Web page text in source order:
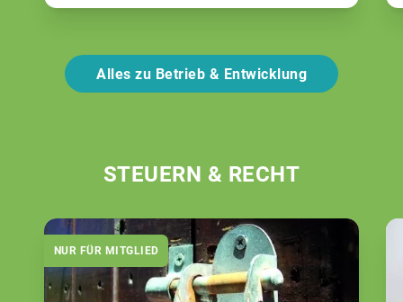
Alles zu Betrieb & Entwicklung
STEUERN & RECHT
NUR FÜR MITGLIED